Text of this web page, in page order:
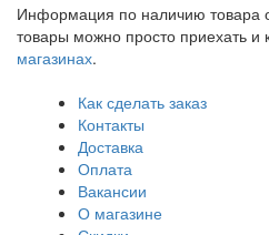
Информация по наличию товара
товары можно просто приехать и
магазинах.
Как сделать заказ
Контакты
Доставка
Оплата
Вакансии
О магазине